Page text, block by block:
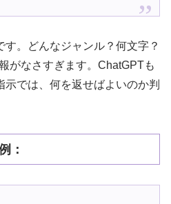
す。どんなジャンル？何文字？
がなさすぎます。ChatGPTも
示では、何を返せばよいのか判
：